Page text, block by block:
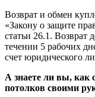
Возврат и обмен
«Закону о защите
статьи 26.1. Возврат
течении 5 рабочих
счет юридического
А знаете ли вы, как
потолков своими